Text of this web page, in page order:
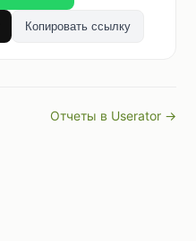
Копировать ссылку
Отчеты в Userator →